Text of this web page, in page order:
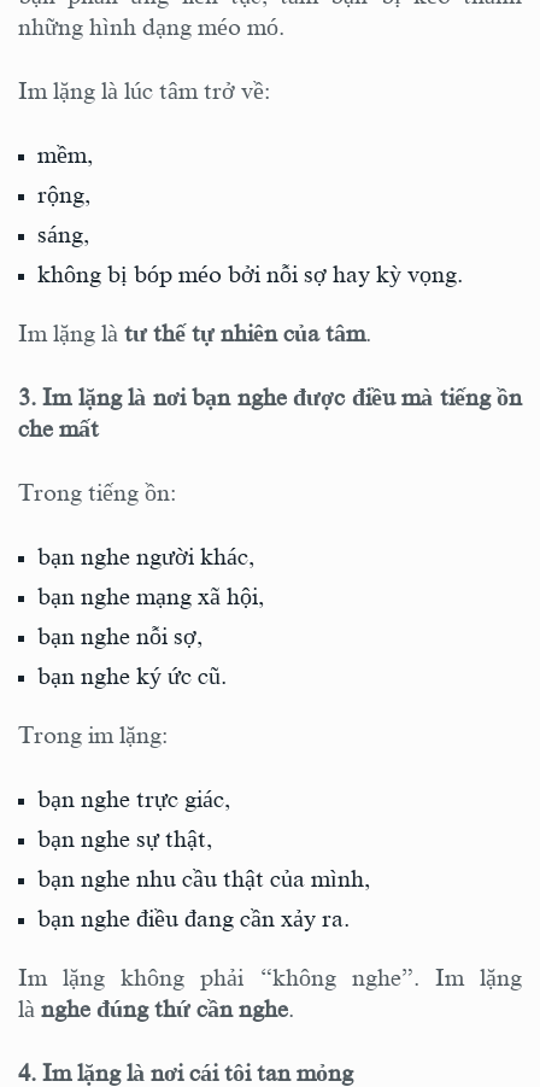
những hình dạng méo mó.
Im lặng là lúc tâm trở về:
mềm,
rộng,
sáng,
không bị bóp méo bởi nỗi sợ hay kỳ vọng.
Im lặng là tư thế tự nhiên của tâm.
3. Im lặng là nơi bạn nghe được điều mà tiếng ồn
che mất
Trong tiếng ồn:
bạn nghe người khác,
bạn nghe mạng xã hội,
bạn nghe nỗi sợ,
bạn nghe ký ức cũ.
Trong im lặng:
bạn nghe trực giác,
bạn nghe sự thật,
bạn nghe nhu cầu thật của mình,
bạn nghe điều đang cần xảy ra.
Im lặng không phải “không nghe”. Im lặng
là nghe đúng thứ cần nghe.
4. Im lặng là nơi cái tôi tan mỏng